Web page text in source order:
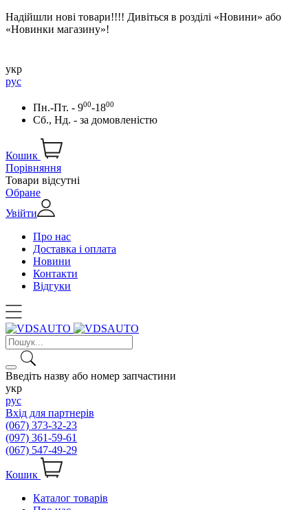
Надійшли нові товари!!!! Дивіться в розділі «Новини» або
«Новинки магазину»!
укр
рус
Пн.-Пт. - 900-1800
Сб., Нд. - за домовленістю
Кошик
Порівняння
Товари відсутні
Обране
Увійти
Про нас
Доставка і оплата
Новини
Контакти
Відгуки
Введіть назву або номер запчастини
укр
рус
Вхід для партнерів
(067) 373-32-23
(097) 361-59-61
(067) 547-49-29
Кошик
Каталог товарів